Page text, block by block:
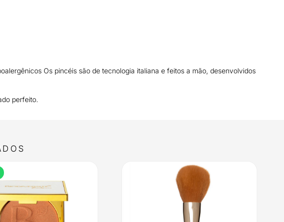
Os pincéis são de tecnologia italiana e feitos a mão, desenvolvidos
perfeito.